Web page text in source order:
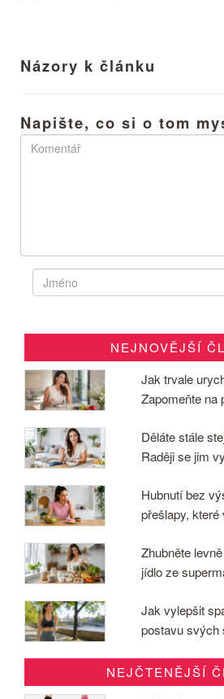
Názory k článku
Napište, co si o tom
NEJNOVĚJŠÍ
Jak trvale
Zapomeňte na
Děláte stále
Raději se jim
Hubnutí bez
přešlapy,
Zhubněte
jídlo ze
Jak vylepšit
postavu svých
NEJČTENĚJŠÍ